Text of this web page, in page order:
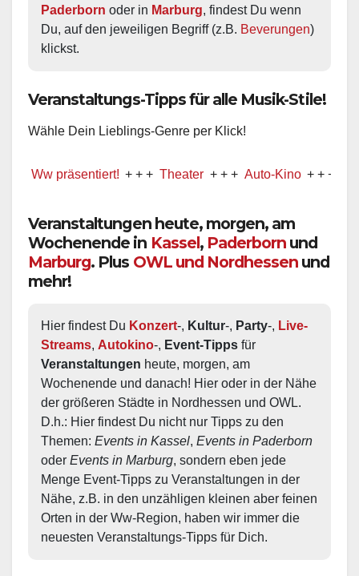
Paderborn oder in Marburg, findest Du wenn
Du, auf den jeweiligen Begriff (z.B. Beverungen)
klickst.
Veranstaltungs-Tipps für alle Musik-Stile!
Wähle Dein Lieblings-Genre per Klick!
präsentiert! + + + Theater + + + Auto-Kino + + + Musical
Veranstaltungen heute, morgen, am
Wochenende in Kassel, Paderborn und
Marburg. Plus OWL und Nordhessen und
mehr!
Hier findest Du Konzert-, Kultur-, Party-, Live-
Streams, Autokino-, Event-Tipps
Veranstaltungen heute, morgen, am
Wochenende und danach! Hier oder in der Nähe
der größeren Städte in Nordhessen und OWL.
D.h.: Hier findest Du nicht nur Tipps zu den
Themen: Events in Kassel, Events in Paderborn
oder Events in Marburg, sondern eben jede
Menge Event-Tipps zu Veranstaltungen in der
Nähe, z.B. in den unzähligen kleinen aber feinen
Orten in der Ww-Region, haben wir immer die
neuesten Veranstaltungs-Tipps für Dich.